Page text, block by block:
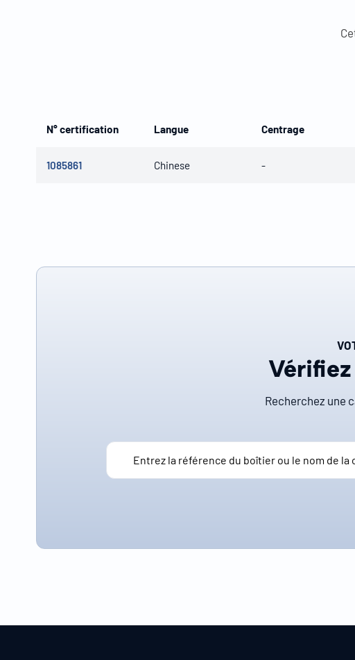
N° certification Langue Centrage
1085861 Chinese -
Recherchez une